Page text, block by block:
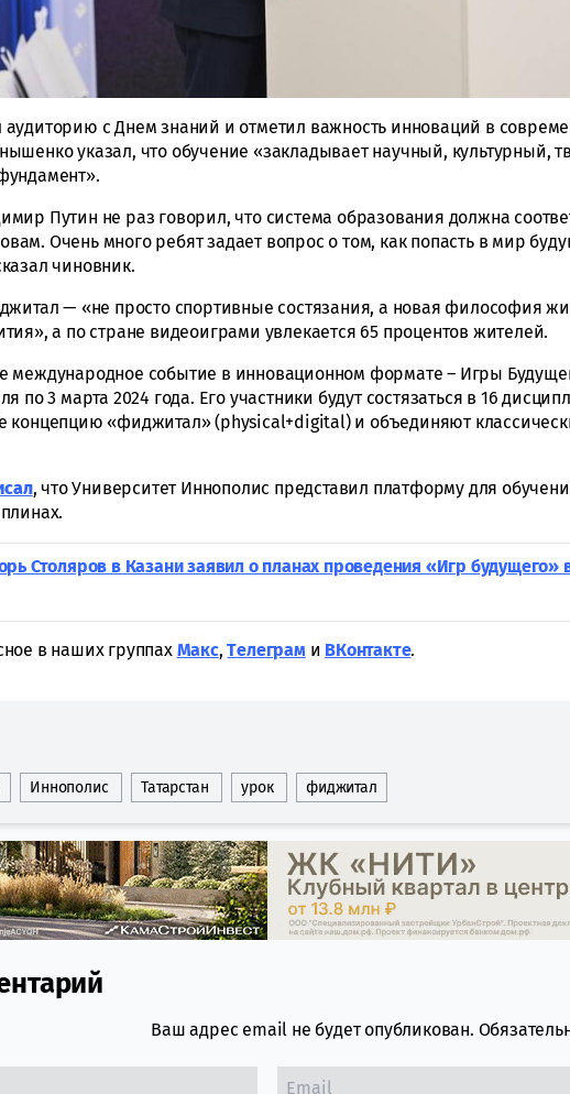
аудиторию с Днем знаний и отметил важность инноваций в
указал, что обучение «закладывает научный, культурный,
Путин не раз говорил, что система образования должна
Очень много ребят задает вопрос о том, как попасть в мир
чиновник.
— «не просто спортивные состязания, а новая философия
а по стране видеоиграми увлекается 65 процентов жителей.
международное событие в инновационном формате – Игры
по 3 марта 2024 года. Его участники будут состязаться в 16
концепцию «фиджитал» (physical+digital) и объединяют
, что Университет Иннополис представил платформу для
Столяров в Казани заявил о планах проведения «Игр будущего»
в наших группах Макс,Tелеграми ВКонтакте.
Иннополис Татарстан урок фиджитал
Ваш адрес email не будет опубликован.